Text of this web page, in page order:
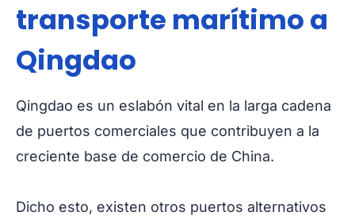
transporte marítimo a
Qingdao
Qingdao es un eslabón vital en la larga cadena
de puertos comerciales que contribuyen a la
creciente base de comercio de China.
Dicho esto, existen otros puertos alternativos